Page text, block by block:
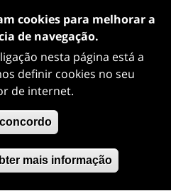
cookies para melhorar a
de navegação.
nesta página está a
definir cookies no seu
de internet.
mais informação